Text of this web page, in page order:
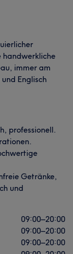
handwerkliche
immer am
Englisch
professionell.
Getränke,
und
09:00–20:00
09:00–20:00
09:00–20:00